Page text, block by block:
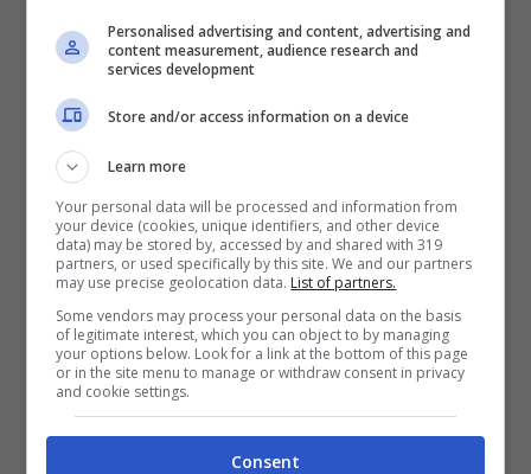
Contemporaneamente però il tempo a
disposizione per sporgere querela è molto
breve: va proposta entro 3 mesi dalla notizia
del fatto reato, ovvero della presa di
coscienza da parte della società di
assicurazione della frode ai suoi danni.
Personalised advertising and content, advertising and
content measurement, audience research and
services development
Store and/or access information on a device
Learn more
Your personal data will be processed and information from
your device (cookies, unique identifiers, and other device
data) may be stored by, accessed by and shared with 319
partners, or used specifically by this site. We and our partners
may use precise geolocation data. List of partners.
Some vendors may process your personal data on the basis
of legitimate interest, which you can object to by managing
your options below. Look for a link at the bottom of this page
or in the site menu to manage or withdraw consent in privacy
and cookie settings.
Consent